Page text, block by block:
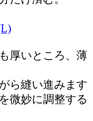
厚いところ、薄
ら縫い進みます
微妙に調整する